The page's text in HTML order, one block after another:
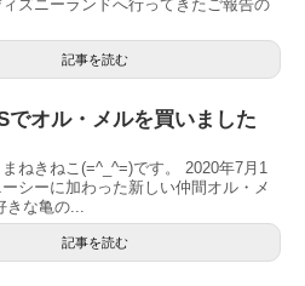
ィズニーランドへ行ってきたご報告の
記事を読む
でオル・メルを買いました
ねきねこ(=^_^=)です。 2020年7月1
シーに加わった新しい仲間オル・メ
な亀の...
記事を読む